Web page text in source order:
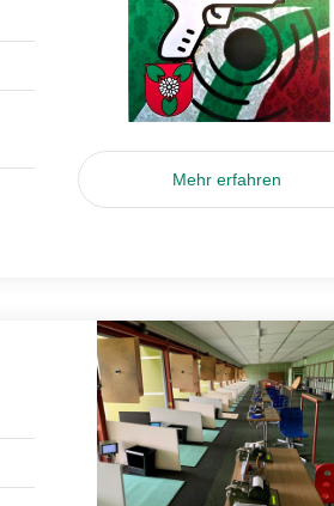
Mehr erfahren